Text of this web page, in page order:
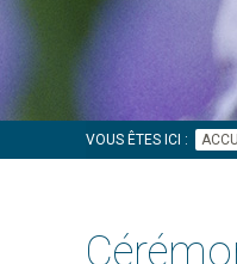
VOUS ÊTES ICI :